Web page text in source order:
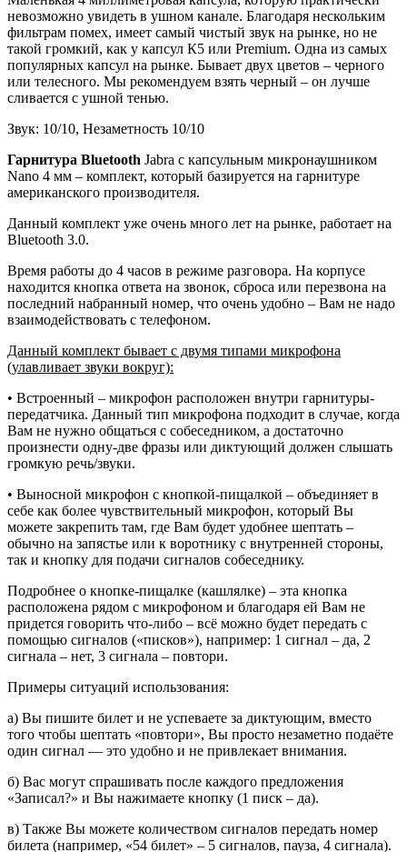
невозможно увидеть в ушном канале. Благодаря нескольким
фильтрам помех, имеет самый чистый звук на рынке, но не
такой громкий, как у капсул К5 или Premium. Одна из самых
популярных капсул на рынке. Бывает двух цветов – черного
или телесного. Мы рекомендуем взять черный – он лучше
сливается с ушной тенью.
Звук: 10/10, Незаметность 10/10
Гарнитура Bluetooth Jabra с капсульным микронаушником
Nano 4 мм – комплект, который базируется на гарнитуре
американского производителя.
Данный комплект уже очень много лет на рынке, работает на
Bluetooth 3.0.
Время работы до 4 часов в режиме разговора. На корпусе
находится кнопка ответа на звонок, сброса или перезвона на
последний набранный номер, что очень удобно – Вам не надо
взаимодействовать с телефоном.
Данный комплект бывает с двумя типами микрофона
(улавливает звуки вокруг):
• Встроенный – микрофон расположен внутри гарнитуры-
передатчика. Данный тип микрофона подходит в случае, когда
Вам не нужно общаться с собеседником, а достаточно
произнести одну-две фразы или диктующий должен слышать
громкую речь/звуки.
• Выносной микрофон с кнопкой-пищалкой – объединяет в
себе как более чувствительный микрофон, который Вы
можете закрепить там, где Вам будет удобнее шептать –
обычно на запястье или к воротнику с внутренней стороны,
так и кнопку для подачи сигналов собеседнику.
Подробнее о кнопке-пищалке (кашлялке) – эта кнопка
расположена рядом с микрофоном и благодаря ей Вам не
придется говорить что-либо – всё можно будет передать с
помощью сигналов («писков»), например: 1 сигнал – да, 2
сигнала – нет, 3 сигнала – повтори.
Примеры ситуаций использования:
а) Вы пишите билет и не успеваете за диктующим, вместо
того чтобы шептать «повтори», Вы просто незаметно подаёте
один сигнал — это удобно и не привлекает внимания.
б) Вас могут спрашивать после каждого предложения
«Записал?» и Вы нажимаете кнопку (1 писк – да).
в) Также Вы можете количеством сигналов передать номер
билета (например, «54 билет» – 5 сигналов, пауза, 4 сигнала).